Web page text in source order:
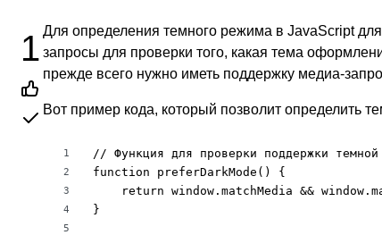
1 Для определения темного режима в JavaScript
запросы для проверки того, какая тема
прежде всего нужно иметь поддержку медиа-
Вот пример кода, который позволит определить
1
2
3
4
5
// Функция для проверки поддержки темной
function preferDarkMode() {
return window.matchMedia &&
}